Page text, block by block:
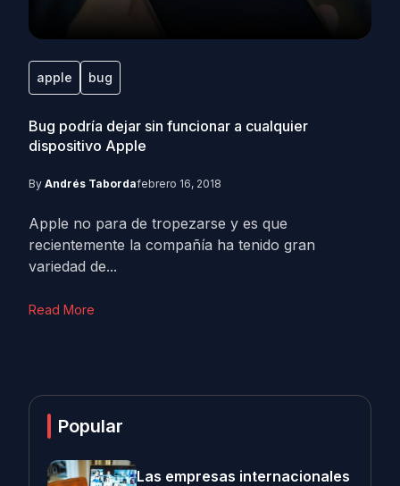
apple bug
Bug podría dejar sin funcionar a cualquier
dispositivo Apple
By Andrés Tabordafebrero 16, 2018
Apple no para de tropezarse y es que
recientemente la compañía ha tenido gran
variedad de...
Read More
Popular
Las empresas internacionales